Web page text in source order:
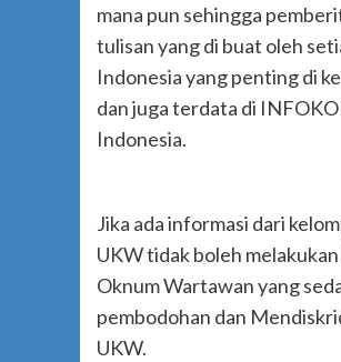
mana pun sehingga
tulisan yang di buat oleh
Indonesia yang penting di
dan juga terdata di
Indonesia.
Jika ada informasi dari
UKW tidak boleh
Oknum Wartawan yang
pembodohan dan
UKW.